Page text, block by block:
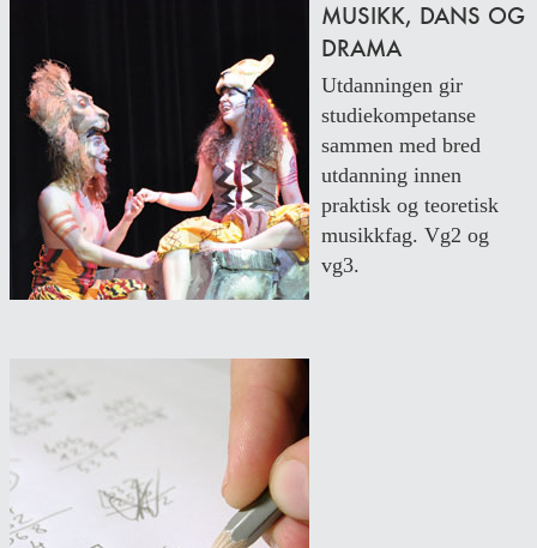
MUSIKK, DANS OG
DRAMA
Utdanningen gir
studiekompetanse
sammen med bred
utdanning innen
praktisk og teoretisk
musikkfag. Vg2 og
vg3.